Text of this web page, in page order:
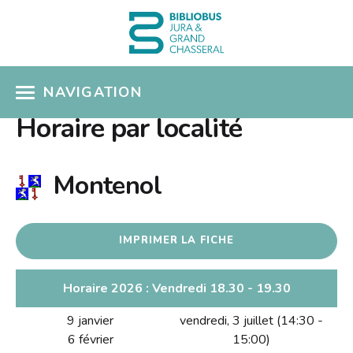
NAVIGATION
ACCÈS CATALOGUE
MON COMPTE
COLLECTIONS
Présentation
Nouveautés
Albums pour enfants
SÉLECTIONS THÉMATIQUES
EN PRATIQUE
Horaire par localité
Montenol
IMPRIMER LA FICHE
Horaire 2026 : Vendredi 18.30 - 19.30
9 janvier
6 février
vendredi, 3 juillet (14:30 -
15:00)